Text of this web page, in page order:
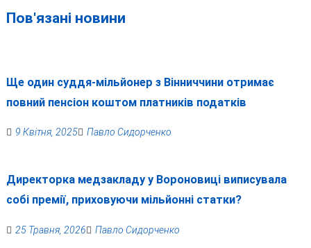
Пов'язані новини
Ще один суддя-мільйонер з Вінниччини отримає
повний пенсіон коштом платників податків
9 Квітня, 2025 Павло Сидорченко
Директорка медзакладу у Вороновиці виписувала
собі премії, приховуючи мільйонні статки?
25 Травня, 2026 Павло Сидорченко